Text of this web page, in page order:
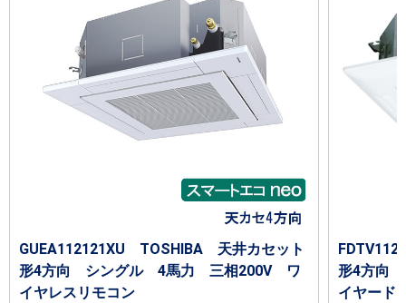
GUEA112121XU TOSHIBA 天井カセット
形4方向 シングル 4馬力 三相200V ワ
イヤレスリモコン
形4方向
イヤード